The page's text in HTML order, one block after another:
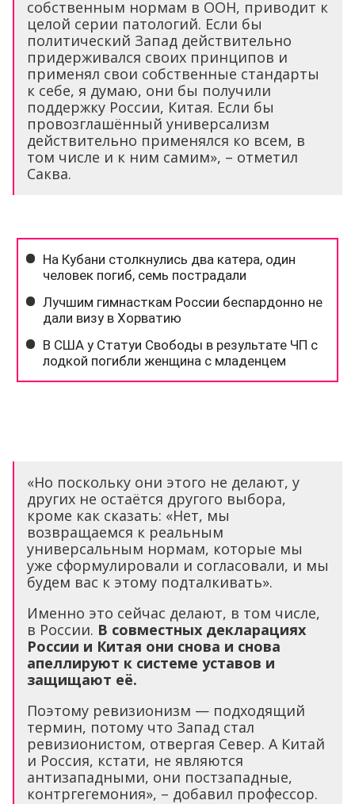
собственным нормам в ООН, приводит к
целой серии патологий. Если бы
политический Запад действительно
придерживался своих принципов и
применял свои собственные стандарты
к себе, я думаю, они бы получили
поддержку России, Китая. Если бы
провозглашённый универсализм
действительно применялся ко всем, в
том числе и к ним самим», – отметил
Саква.
«Но поскольку они этого не делают, у
других не остаётся другого выбора,
кроме как сказать: «Нет, мы
возвращаемся к реальным
универсальным нормам, которые мы
уже сформулировали и согласовали, и мы
будем вас к этому подталкивать».
Именно это сейчас делают, в том числе,
в России. В совместных декларациях
России и Китая они снова и снова
апеллируют к системе уставов и
защищают её.
Поэтому ревизионизм — подходящий
термин, потому что Запад стал
ревизионистом, отвергая Север. А Китай
и Россия, кстати, не являются
антизападными, они постзападные,
контргегемония», – добавил профессор.